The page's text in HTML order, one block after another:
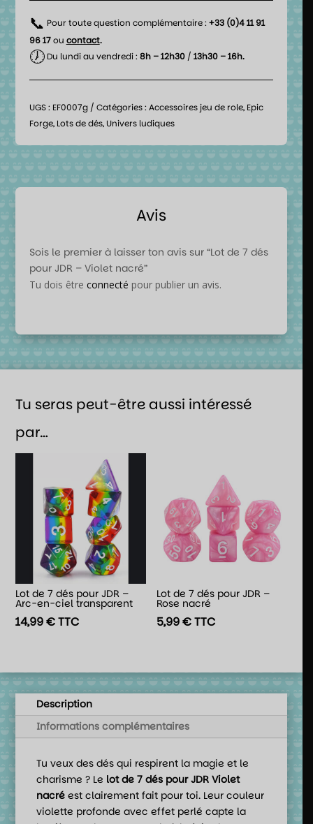
📞 Pour toute question complémentaire : +33 (0)4 11 91
96 17ou contact.
🕖Du lundi au vendredi : 8h – 12h30/ 13h30 – 16h.
UGS : EF0007g Catégories : Accessoires jeu de role, Epic
Forge, Lots de dés, Univers ludiques
Avis
Sois le premier à laisser ton avis sur “Lot de 7 dés
pour JDR – Violet nacré”
Tu dois être connecté pour publier un avis.
Tu seras peut-être aussi intéressé
par…
Lot de 7 dés pour JDR –
Arc-en-ciel transparent
14,99€TTC
Lot de 7 dés pour JDR –
Rose nacré
5,99€TTC
Description
Informations complémentaires
Tu veux des dés qui respirent la magie et le
charisme ? Le lot de 7 dés pour JDR Violet
nacréest clairement fait pour toi. Leur couleur
violette profonde avec effet perlé capte la